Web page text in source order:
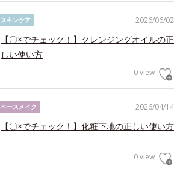
2026/06/02
スキンケア
【〇×でチェック！】クレンジングオイルの正
しい使い方
0 view
2026/04/14
ベースメイク
【〇×でチェック！】化粧下地の正しい使い方
0 view